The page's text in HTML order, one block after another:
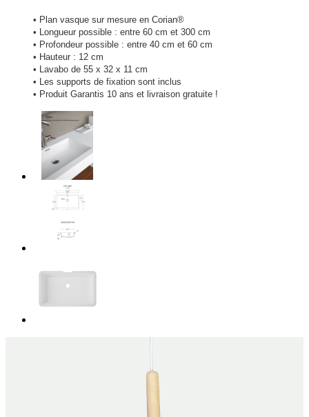
• Plan vasque sur mesure en Corian®
• Longueur possible : entre 60 cm et 300 cm
• Profondeur possible : entre 40 cm et 60 cm
• Hauteur : 12 cm
• Lavabo de 55 x 32 x 11 cm
• Les supports de fixation sont inclus
• Produit Garantis 10 ans et livraison gratuite !